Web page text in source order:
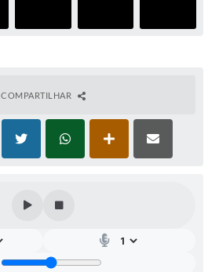
COMPARTILHAR